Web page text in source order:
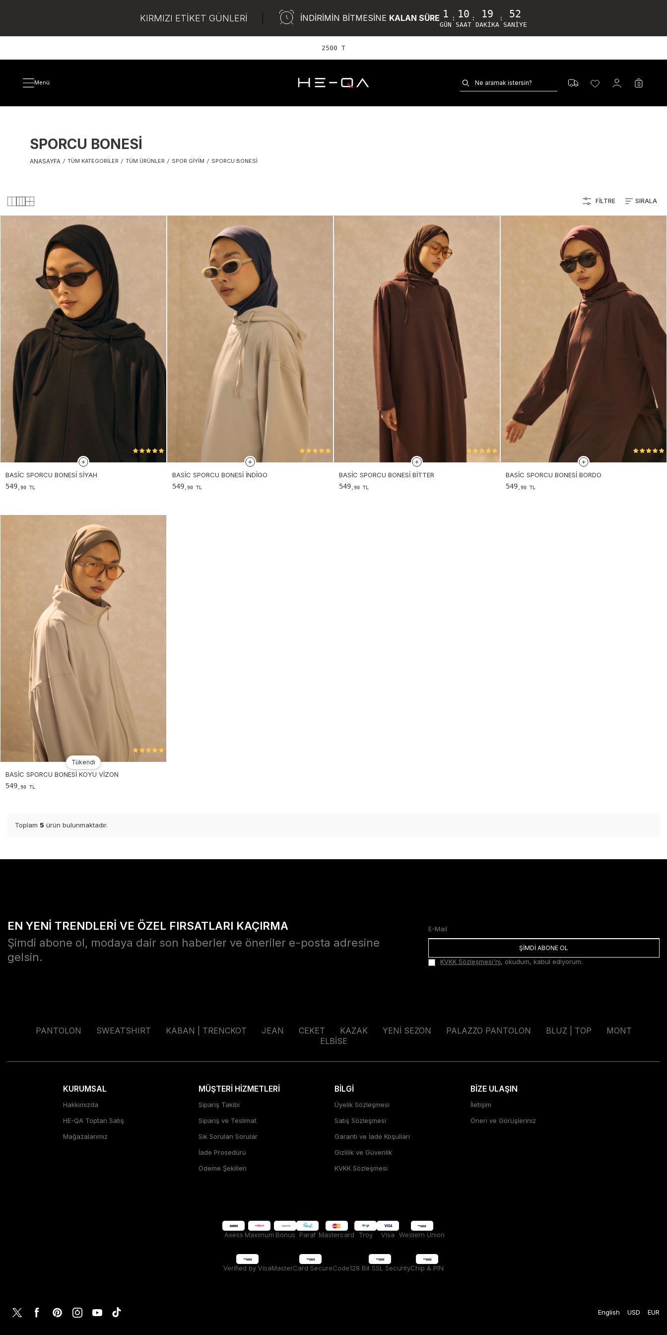
KIRMIZI ETİKET GÜNLERİ İNDİRİMİN BİTMESİNE KALAN SÜRE 1
GÜN
: 10
SAAT
: 19
DAKIKA
: 51
SANIYE
2500 TL ve üzer
Menü 0
SPORCU BONESI
ANASAYFA / TÜM KATEGORILER / TÜM ÜRÜNLER / SPOR GIYIM / SPORCU BONESI
FILTRE SIRALA
BASIC SPORCU BONESI SIYAH
549 ,90 TL
BASIC SPORCU BONESI İNDIGO
549 ,90 TL
BASIC SPORCU BONESI BITTER
549 ,90 TL
BASIC SPORCU BONESI BORDO
549 ,90 TL
Tükendi
Tükendi
BASIC SPORCU BONESI KOYU VIZON
549 ,90 TL
Toplam 5 ürün bulunmaktadır.
EN YENİ TRENDLERİ VE ÖZEL FIRSATLARI KAÇIRMA
Şimdi abone ol, modaya dair son haberler ve öneriler e-posta adresine
gelsin.
ŞİMDİ ABONE OL
KVKK Sözleşmesi'ni, okudum, kabul ediyorum.
PANTOLON SWEATSHIRT KABAN | TRENCKOT JEAN CEKET KAZAK YENİ SEZON PALAZZO PANTOLON BLUZ | TOP
MONT
ELBİSE
KURUMSAL
Hakkımızda
HE-QA Toptan Satış
Mağazalarımız
MÜŞTERİ HİZMETLERİ
Sipariş Takibi
Sipariş ve Teslimat
Sık Sorulan Sorular
İade Prosedürü
Ödeme Şekilleri
BİLGİ
Üyelik Sözleşmesi
Satış Sözleşmesi
Garanti ve İade Koşulları
Gizlilik ve Güvenlik
KVKK Sözleşmesi
BİZE ULAŞIN
İletişim
Öneri ve Görüşleriniz
Axess Maximum Bonus Paraf Mastercard Troy Visa Western Unıon
Verified by VisaMasterCard SecureCode128 Bit SSL SecurityChip & PIN
English USD EUR